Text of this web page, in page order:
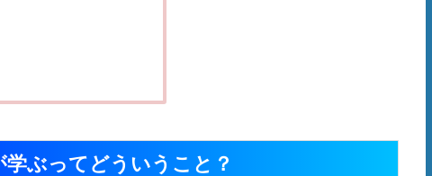
ぶってどういうこと？